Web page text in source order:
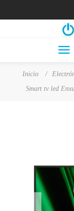
Inicio /
Smart tv led